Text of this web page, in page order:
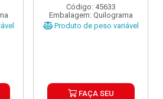
Código: 45633
Embalagem: Quilograma
Produto de peso variável
FAÇA SEU